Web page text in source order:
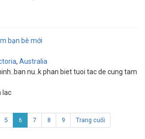
, Australia
bạn bè mới
nu..k phan biet tuoi tac de cung tam
lac
5 6 7 8 9 Trang cuối